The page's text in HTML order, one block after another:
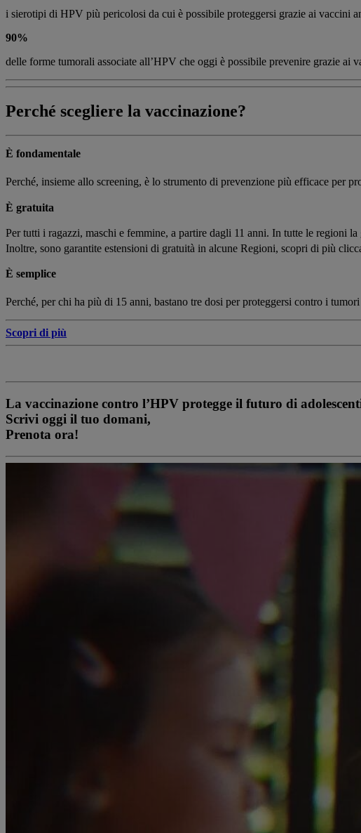
i sierotipi di HPV più pericolosi da cui è possibile proteggersi grazie ai vaccini
90%
delle forme tumorali associate all’HPV che oggi è possibile prevenire grazie ai
Perché scegliere la vaccinazione?
È fondamentale
Perché, insieme allo screening, è lo strumento di prevenzione più efficace per
È gratuita
Per tutti i ragazzi, maschi e femmine, a partire dagli 11 anni. In tutte le regioni
Inoltre, sono garantite estensioni di gratuità in alcune Regioni, scopri di più
È semplice
Perché, per chi ha più di 15 anni, bastano tre dosi per proteggersi contro i
Scopri di più
La vaccinazione contro l’HPV protegge il futuro di
Scrivi oggi il tuo domani,
Prenota ora!